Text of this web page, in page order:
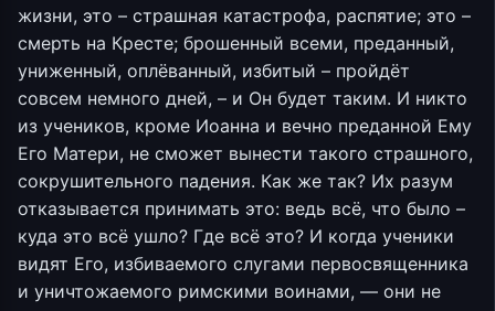
жизни, это – страшная катастрофа, распятие; это –
смерть на Кресте; брошенный всеми, преданный,
униженный, оплёванный, избитый – пройдёт
совсем немного дней, – и Он будет таким. И никто
из учеников, кроме Иоанна и вечно преданной Ему
Его Матери, не сможет вынести такого страшного,
сокрушительного падения. Как же так? Их разум
отказывается принимать это: ведь всё, что было –
куда это всё ушло? Где всё это? И когда ученики
видят Его, избиваемого слугами первосвященника
и уничтожаемого римскими воинами, — они не